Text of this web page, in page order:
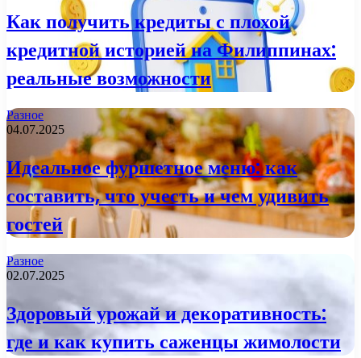
Как получить кредиты с плохой
кредитной историей на Филиппинах:
реальные возможности
Разное
04.07.2025
Идеальное фуршетное меню: как
составить, что учесть и чем удивить
гостей
Разное
02.07.2025
Здоровый урожай и декоративность:
где и как купить саженцы жимолости